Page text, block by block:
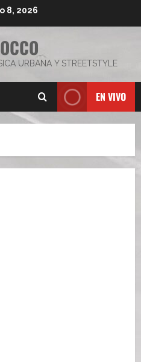
8, 2026
URBANA Y STREETSTYLE
EN VIVO